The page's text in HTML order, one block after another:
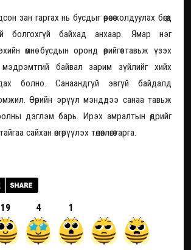
зан гаргах нь бусдыг өөрөөсөө холдуулах бөгөөд
болгохгүй байхад анхаар. Ямар нэг
өмнө бусдын оронд өөрийгөө тавьж үзэх
байвал зарим зүйлийг хийх
болно. Санаандгүй эвгүй байдалд
Өөрийн эрүүл мэнддээ санаа тавьж
дэглэм барь. Ирэх амралтын өдрийг
сайхан өнгөрүүлэх төлөвлөгөө гарга.
19 4 1